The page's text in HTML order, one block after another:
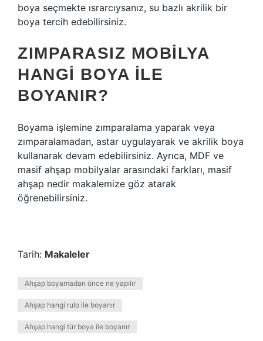
boya seçmekte ısrarcıysanız, su bazlı akrilik bir
boya tercih edebilirsiniz.
ZIMPARASIZ MOBILYA
HANGI BOYA ILE
BOYANIR?
Boyama işlemine zımparalama yaparak veya
zımparalamadan, astar uygulayarak ve akrilik boya
kullanarak devam edebilirsiniz. Ayrıca, MDF ve
masif ahşap mobilyalar arasındaki farkları, masif
ahşap nedir makalemize göz atarak
öğrenebilirsiniz.
Tarih: Makaleler
Ahşap boyamadan önce ne yapılır
Ahşap hangi rulo ile boyanır
Ahşap hangi tür boya ile boyanır